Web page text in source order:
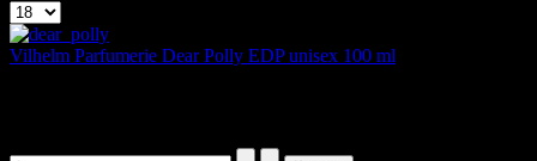
Vilhelm Parfumerie Dear Polly EDP unisex 100 ml